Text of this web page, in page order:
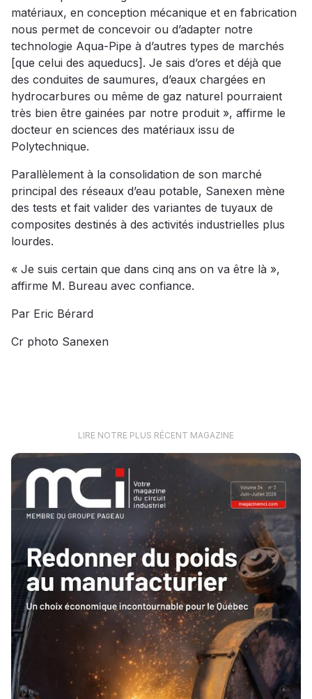
matériaux, en conception mécanique et en fabrication
nous permet de concevoir ou d’adapter notre
technologie Aqua-Pipe à d’autres types de marchés
[que celui des aqueducs]. Je sais d’ores et déjà que
des conduites de saumures, d’eaux chargées en
hydrocarbures ou même de gaz naturel pourraient
très bien être gainées par notre produit », affirme le
docteur en sciences des matériaux issu de
Polytechnique.
Parallèlement à la consolidation de son marché
principal des réseaux d’eau potable, Sanexen mène
des tests et fait valider des variantes de tuyaux de
composites destinés à des activités industrielles plus
lourdes.
« Je suis certain que dans cinq ans on va être là »,
affirme M. Bureau avec confiance.
Par Eric Bérard
Cr photo Sanexen
LIRE NOTRE PLUS RÉCENT MAGAZINE